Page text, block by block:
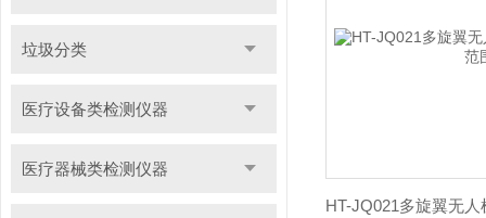
垃圾分类
医疗设备类检测仪器
医疗器械类检测仪器